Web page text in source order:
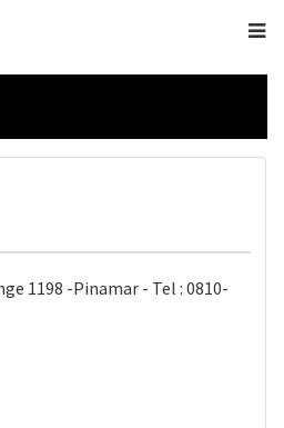
1198 -Pinamar - Tel : 0810-